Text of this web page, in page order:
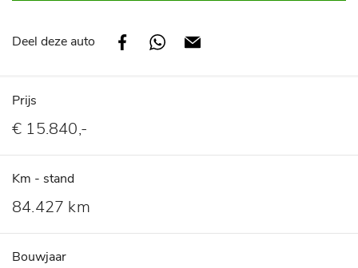
Deel deze auto
Prijs
€ 15.840,-
Km - stand
84.427 km
Bouwjaar